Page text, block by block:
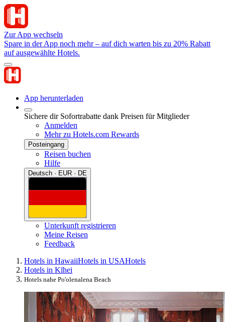
Zur App wechseln
Spare in der App noch mehr – auf dich warten bis zu 20% Rabatt
auf ausgewählte Hotels.
App herunterladen
Sichere dir Sofortrabatte dank Preisen für Mitglieder
Anmelden
Mehr zu Hotels.com Rewards
Posteingang
Reisen buchen
Hilfe
Deutsch · EUR · DE
Unterkunft registrieren
Meine Reisen
Feedback
Hotels in HawaiiHotels in USAHotels
Hotels in Kīhei
Hotels nahe Po'olenalena Beach